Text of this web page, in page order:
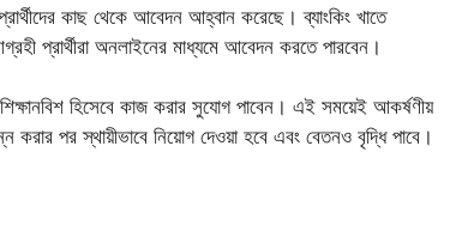
কাছ থেকে আবেদন আহ্বান করেছে। ব্যাংকিং খাতে
প্রার্থীরা অনলাইনের মাধ্যমে আবেদন করতে পারবেন।
শিক্ষানবিশ হিসেবে কাজ করার সুযোগ পাবেন। এই সময়েই আকর্ষণীয়
পর স্থায়ীভাবে নিয়োগ দেওয়া হবে এবং বেতনও বৃদ্ধি পাবে।